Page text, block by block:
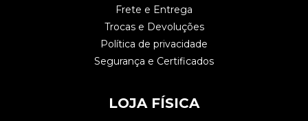
Frete e Entrega
Trocas e Devoluções
Política de privacidade
Segurança e Certificados
LOJA FÍSICA